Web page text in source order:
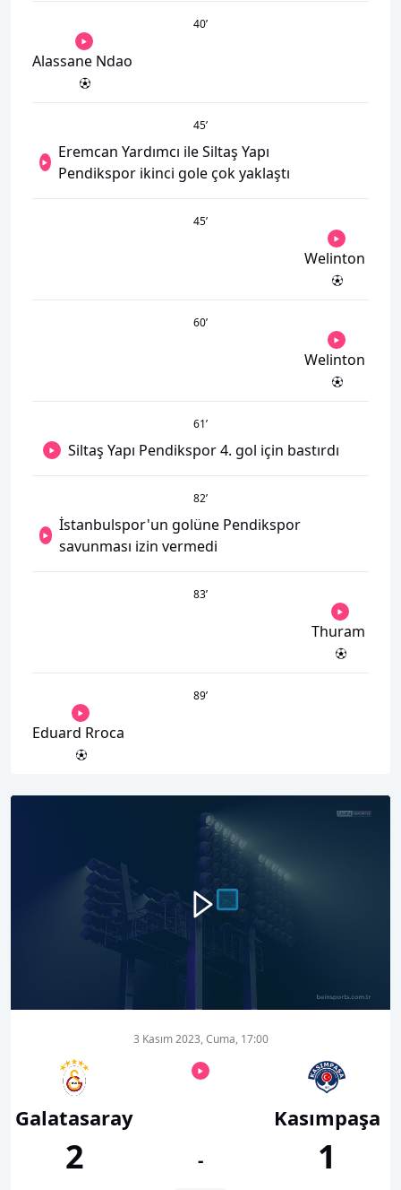
40’
Alassane Ndao
45’
Eremcan Yardımcı ile Siltaş Yapı
Pendikspor ikinci gole çok yaklaştı
45’
Welinton
60’
Welinton
61’
Siltaş Yapı Pendikspor 4. gol için bastırdı
82’
İstanbulspor'un golüne Pendikspor
savunması izin vermedi
83’
Thuram
89’
Eduard Rroca
Galatasaray
2
3 Kasım 2023, Cuma, 17:00
-
Kasımpaşa
1